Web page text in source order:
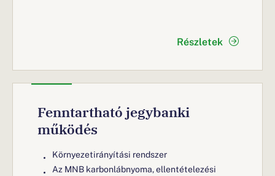
Részletek
Fenntartható jegybanki
működés
Környezetirányítási rendszer
Az MNB karbonlábnyoma, ellentételezési